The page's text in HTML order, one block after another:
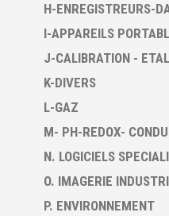
H-ENREGISTREURS-
I-APPAREILS
J-CALIBRATION -
K-DIVERS
L-GAZ
M- PH-REDOX-
N. LOGICIELS
O. IMAGERIE
P. ENVIRONNEMENT